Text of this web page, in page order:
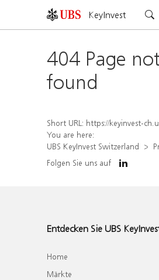
KeyInvest
404 Page not
found
Short URL: https://keyinvest-ch.ubs.com/produkt/
You are here:
UBS KeyInvest Switzerland
Folgen Sie uns auf
Entdecken Sie UBS
Home
Märkte